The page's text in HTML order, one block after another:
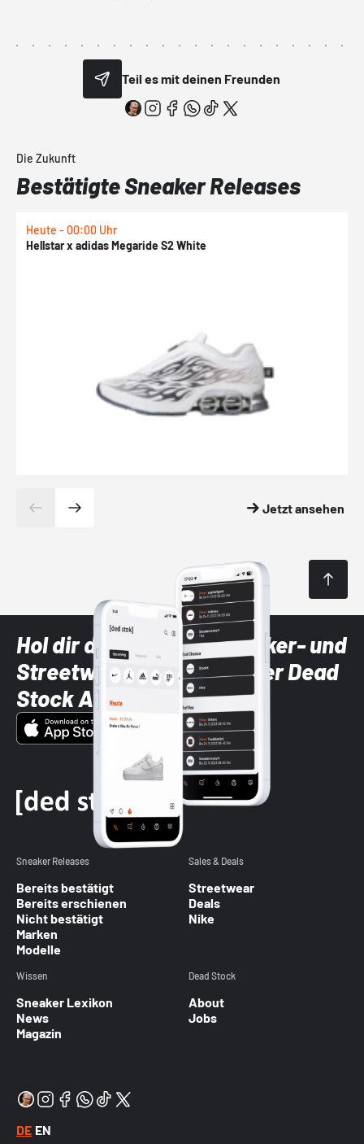
Teil es mit deinen Freunden
Die Zukunft
Bestätigte Sneaker Releases
Heute - 00:00 Uhr
Hellstar x adidas Megaride S2 White
Jetzt ansehen
Hol dir die neuesten Sneaker- und
Streetwear-Brands mit der Dead
Stock App
Sneaker Releases
Bereits bestätigt
Bereits erschienen
Nicht bestätigt
Marken
Modelle
Sales & Deals
Streetwear
Deals
Nike
Wissen
Sneaker Lexikon
News
Magazin
Dead Stock
About
Jobs
DE EN